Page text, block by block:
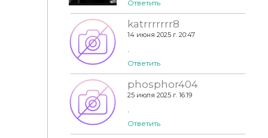
Ответить
katrrrrrrr8
14 июня 2025 г. 20:47
.
Ответить
phosphor404
25 июля 2025 г. 16:19
.
Ответить